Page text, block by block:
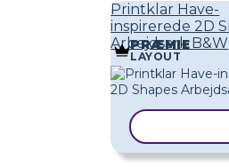
Printklar Have-
inspirerede 2D
Arbejdsark B&W
PRÆMIE
LAYOUT